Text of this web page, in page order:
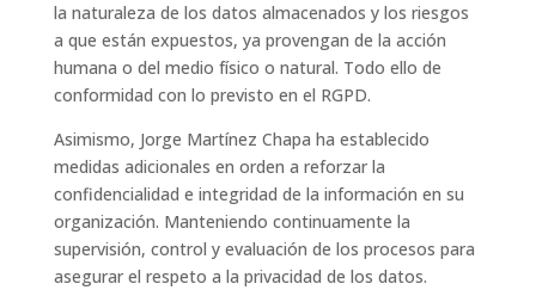
la naturaleza de los datos almacenados y los riesgos
a que están expuestos, ya provengan de la acción
humana o del medio físico o natural. Todo ello de
conformidad con lo previsto en el RGPD.
Asimismo, Jorge Martínez Chapa ha establecido
medidas adicionales en orden a reforzar la
confidencialidad e integridad de la información en su
organización. Manteniendo continuamente la
supervisión, control y evaluación de los procesos para
asegurar el respeto a la privacidad de los datos.